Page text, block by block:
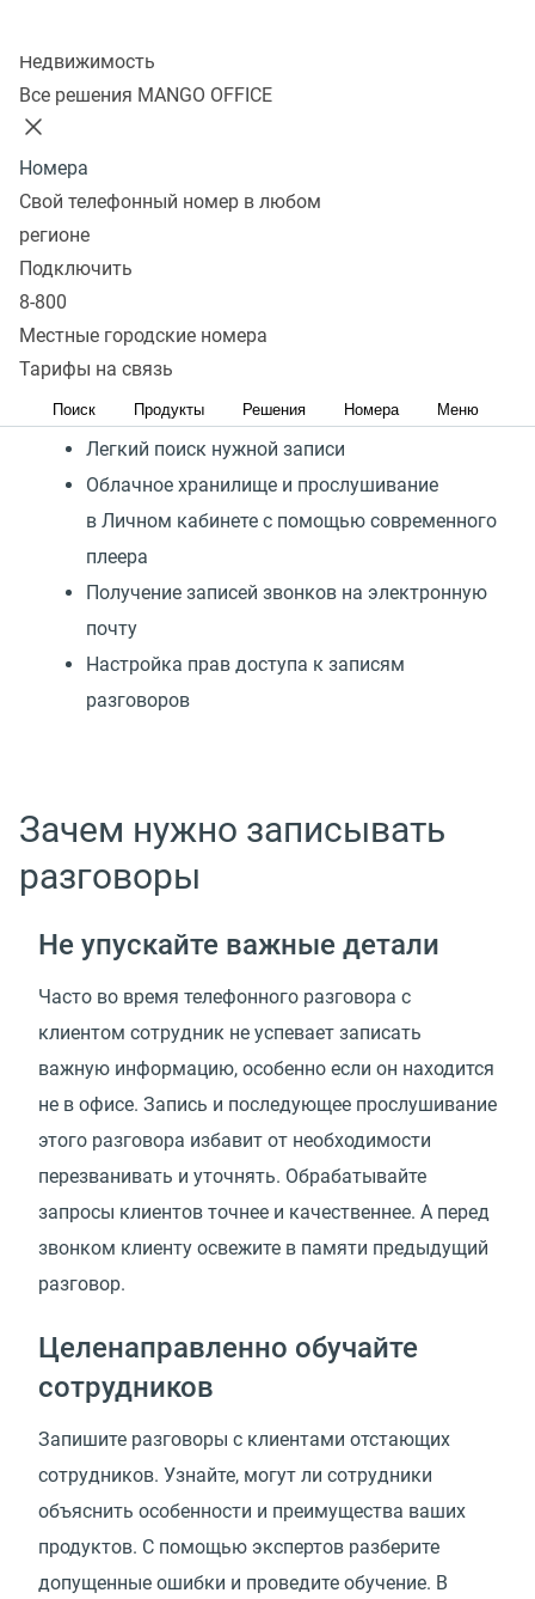
Недвижимость
Все решения MANGO OFFICE
Номера
Свой телефонный номер в любом
регионе
Подключить
8-800
Местные городские номера
Тарифы на связь
Поиск Продукты Решения Номера Меню
обслуживания с помощью
простого инструмента
Запись входящих и исходящих звонков
Ускорение прослушивания, шумоподавление,
перемотка
Добавление записей в избранное
записывать
Исключения для записи разговоров
руководства
Легкий поиск нужной записи
Облачное хранилище и прослушивание
в Личном кабинете с помощью современного
плеера
Получение записей звонков на электронную
почту
Настройка прав доступа к записям
разговоров
Зачем нужно записывать
разговоры
Не упускайте важные детали
Часто во время телефонного разговора с
клиентом сотрудник не успевает записать
важную информацию, особенно если он находится
не в офисе. Запись и последующее прослушивание
этого разговора избавит от необходимости
перезванивать и уточнять. Обрабатывайте
запросы клиентов точнее и качественнее. А перед
звонком клиенту освежите в памяти предыдущий
разговор.
Целенаправленно обучайте
сотрудников
Запишите разговоры с клиентами отстающих
сотрудников. Узнайте, могут ли сотрудники
объяснить особенности и преимущества ваших
продуктов. С помощью экспертов разберите
допущенные ошибки и проведите обучение. В